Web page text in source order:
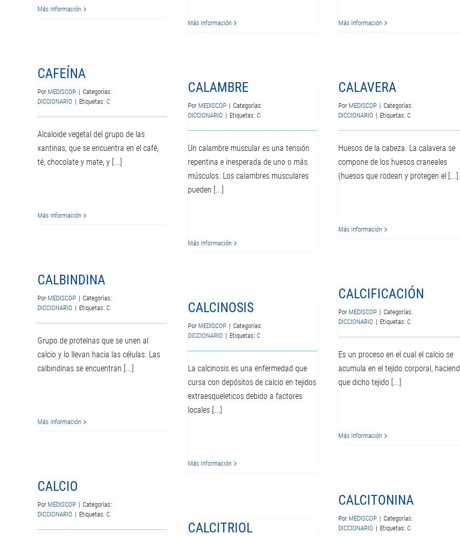
Más información
Más información Más información
CAFEÍNA
Por MEDISCOP | Categorías:
DICCIONARIO | Etiquetas: C
Alcaloide vegetal del grupo de las
xantinas, que se encuentra en el café,
té, chocolate y mate, y [...]
Más información
CALAMBRE
Por MEDISCOP | Categorías:
DICCIONARIO | Etiquetas: C
Un calambre muscular es una tensión
repentina e inesperada de uno o más
músculos. Los calambres musculares
pueden [...]
Más información
CALAVERA
Por MEDISCOP | Categorías:
DICCIONARIO | Etiquetas: C
Huesos de la cabeza. La calavera se
compone de los huesos craneales
(huesos que rodean y protegen el [...]
Más información
CALBINDINA
Por MEDISCOP | Categorías:
DICCIONARIO | Etiquetas: C
Grupo de proteínas que se unen al
calcio y lo llevan hacia las células. Las
calbindinas se encuentran [...]
Más información
CALCIFICACIÓN
Por MEDISCOP | Categorías:
DICCIONARIO | Etiquetas: C
Es un proceso en el cual el calcio se
acumula en el tejido corporal,
que dicho tejido [...]
Más información
CALCINOSIS
Por MEDISCOP | Categorías:
DICCIONARIO | Etiquetas: C
La calcinosis es una enfermedad que
cursa con depósitos de calcio en tejidos
extraesqueleticos debido a factores
locales [...]
Más información
CALCIO
Por MEDISCOP | Categorías:
DICCIONARIO | Etiquetas: C
CALCITONINA
Por MEDISCOP | Categorías:
DICCIONARIO | Etiquetas: C
CALCITRIOL